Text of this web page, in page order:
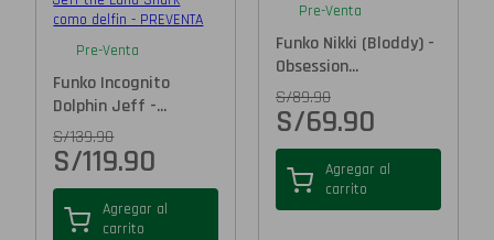
Pre-Venta
Funko Incognito
Dolphin Jeff -...
S/139.90
S/119.90
Agregar al
carrito
Pre-Venta
Funko Nikki (Bloddy) -
Obsession...
S/89.90
S/69.90
Agregar al
carrito